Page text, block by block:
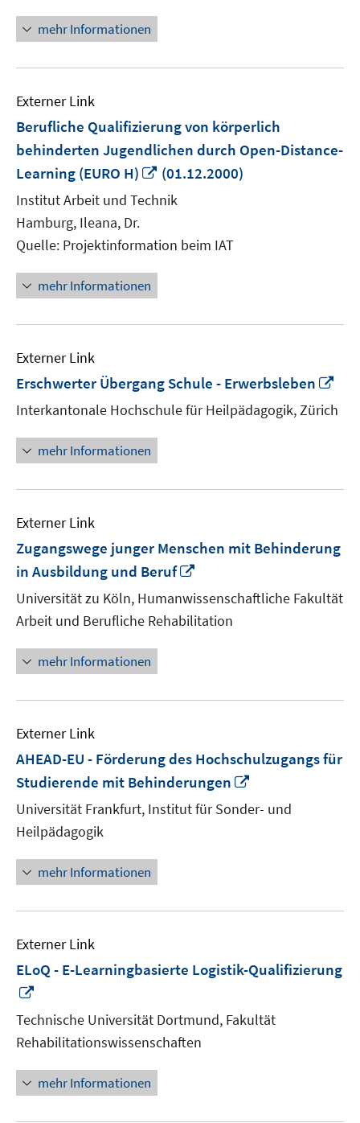
mehr Informationen
Externer Link
Berufliche Qualifizierung von körperlich
behinderten Jugendlichen durch Open-Distance-
Learning (EURO H)
In
neuem
Fenster
(01.12.2000)
Institut Arbeit und Technik
Hamburg, Ileana, Dr.
Quelle: Projektinformation beim IAT
mehr Informationen
Externer Link
Erschwerter Übergang Schule - Erwerbsleben
Interkantonale Hochschule für Heilpädagogik, Zürich
mehr Informationen
Externer Link
Zugangswege junger Menschen mit Behinderung
in Ausbildung und Beruf
neuem
Fenster
öffnen
Universität zu Köln, Humanwissenschaftliche Fakultät
Arbeit und Berufliche Rehabilitation
mehr Informationen
Externer Link
AHEAD-EU - Förderung des Hochschulzugangs für
Studierende mit Behinderungen
neuem
Fenster
Universität Frankfurt, Institut für Sonder- und
Heilpädagogik
mehr Informationen
Externer Link
ELoQ - E-Learningbasierte Logistik-Qualifizierung
neuem
Fenster
öffnen
Technische Universität Dortmund, Fakultät
Rehabilitationswissenschaften
mehr Informationen